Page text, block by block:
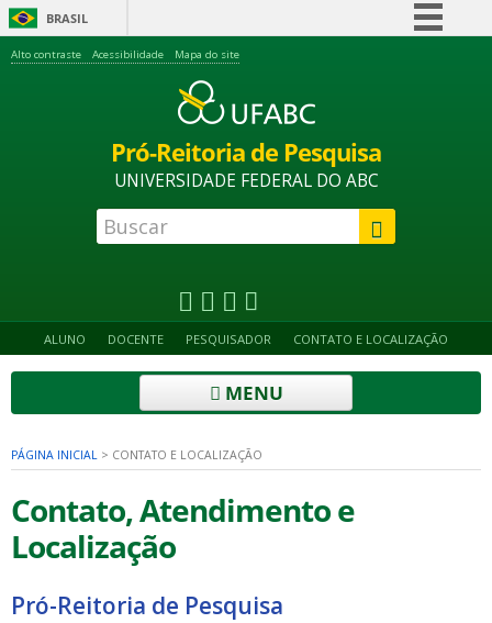
BRASIL
Acesso à informação
Alto contraste Acessibilidade Mapa do site
Pró-Reitoria de Pesquisa
UNIVERSIDADE FEDERAL DO ABC
ALUNO DOCENTE PESQUISADOR CONTATO E LOCALIZAÇÃO
MENU
PÁGINA INICIAL > CONTATO E LOCALIZAÇÃO
Contato, Atendimento e
Localização
Pró-Reitoria de Pesquisa